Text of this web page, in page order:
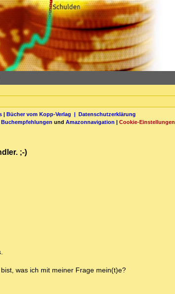
| Bücher vom Kopp-Verlag | Datenschutzerklärung
Buchempfehlungen und Amazonnavigation | Cookie-Einstellungen
;-)
was ich mit meiner Frage mein(t)e?